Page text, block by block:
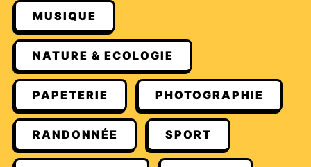
MUSIQUE
NATURE & ECOLOGIE
PAPETERIE PHOTOGRAPHIE
RANDONNÉE SPORT